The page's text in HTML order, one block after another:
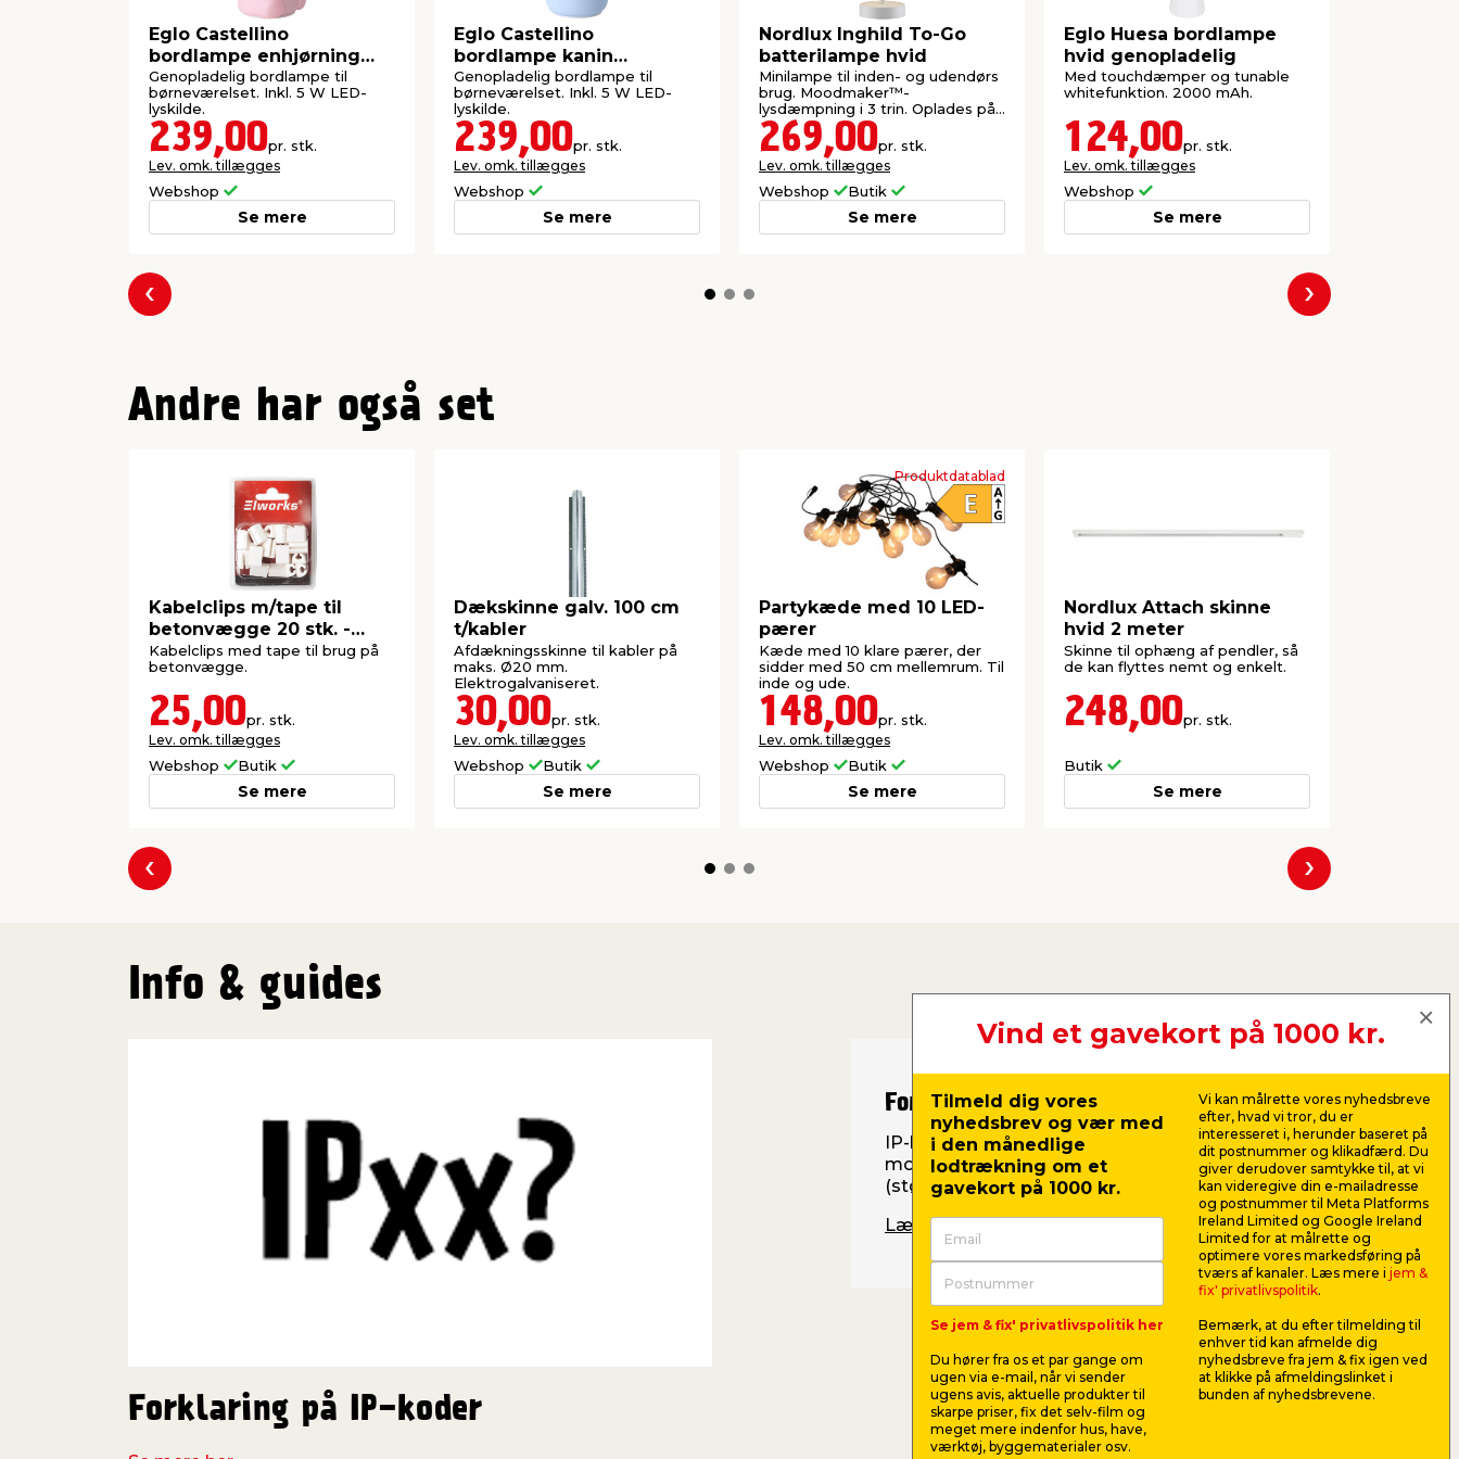
Eglo Castellino
bordlampe enhjørning
genopladelig
Genopladelig bordlampe til
børneværelset. Inkl. 5 W LED-
lyskilde.
239,00pr. stk.
Lev. omk. tillægges
Webshop
Se mere
Eglo Castellino
bordlampe kanin
genopladelig
Genopladelig bordlampe til
børneværelset. Inkl. 5 W LED-
lyskilde.
239,00pr. stk.
Lev. omk. tillægges
Webshop
Se mere
Nordlux Inghild To-Go
batterilampe hvid
Minilampe til inden- og udendørs
brug. Moodmaker™-
lysdæmpning i 3 trin. Oplades på
ladestation.
269,00pr. stk.
Lev. omk. tillægges
Webshop Butik
Se mere
Eglo Huesa bordlampe
hvid genopladelig
Med touchdæmper og tunable
whitefunktion. 2000 mAh.
124,00pr. stk.
Lev. omk. tillægges
Webshop
Se mere
Forrige Næste
Andre har også set
Kabelclips m/tape til
betonvægge 20 stk. -
Elworks
Kabelclips med tape til brug på
betonvægge.
25,00pr. stk.
Lev. omk. tillægges
Webshop Butik
Se mere
Dækskinne galv. 100 cm
t/kabler
Afdækningsskinne til kabler på
maks. Ø20 mm.
Elektrogalvaniseret.
30,00pr. stk.
Lev. omk. tillægges
Webshop Butik
Se mere
Produktdatablad
Partykæde med 10 LED-
pærer
Kæde med 10 klare pærer, der
sidder med 50 cm mellemrum. Til
inde og ude.
148,00pr. stk.
Lev. omk. tillægges
Webshop Butik
Se mere
Nordlux Attach skinne
hvid 2 meter
Skinne til ophæng af pendler, så
de kan flyttes nemt og enkelt.
248,00pr. stk.
Butik
Se mere
Forrige Næste
Info & guides
Forklaring på IP-koder
Forklaring på IP-koder
IP-koder angiver elektronisk udstyrs
modstandsdygtighed mod faste legemer
(støv) og vand.
Læs mere om IP-koder her
Guide
Se mere her
Vind et gavekort på 1000 kr.
Tilmeld dig vores
nyhedsbrev og vær med
i den månedlige
lodtrækning om et
gavekort på 1000 kr.
Se jem & fix' privatlivspolitik her
Du hører fra os et par gange om
ugen via e-mail, når vi sender
ugens avis, aktuelle produkter til
skarpe priser, fix det selv-film og
meget mere indenfor hus, have,
værktøj, byggematerialer osv.
Vi kan målrette vores nyhedsbreve
efter, hvad vi tror, du er
interesseret i, herunder baseret på
dit postnummer og klikadfærd. Du
giver derudover samtykke til, at vi
kan videregive din e-mailadresse
og postnummer til Meta Platforms
Ireland Limited og Google Ireland
Limited for at målrette og
optimere vores markedsføring på
tværs af kanaler. Læs mere i jem &
fix' privatlivspolitik.
Bemærk, at du efter tilmelding til
enhver tid kan afmelde dig
nyhedsbreve fra jem & fix igen ved
at klikke på afmeldingslinket i
bunden af nyhedsbrevene.